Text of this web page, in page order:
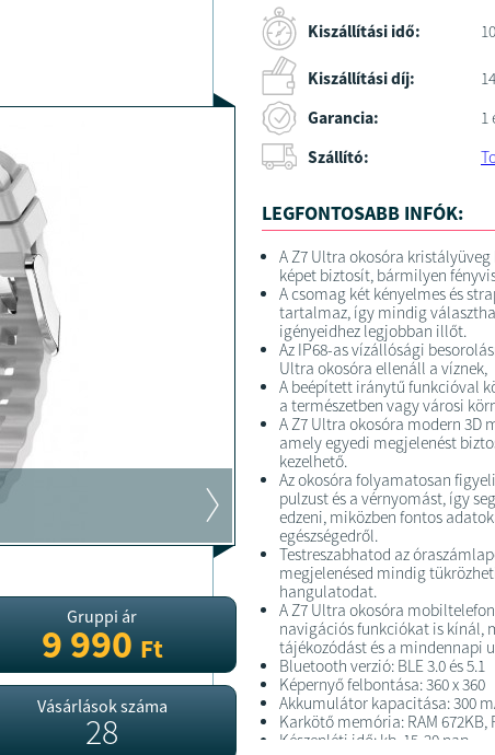
Gruppi ár
9 990Ft
Vásárlások száma
28
Kiszállítási idő:
Kiszállítási díj:
Garancia:
1
Szállító:
LEGFONTOSABB INFÓK:
A Z7 Ultra okosóra kristályüveg
képet biztosít, bármilyen
A csomag két kényelmes és
tartalmaz, így mindig
igényeidhez legjobban illőt.
Az IP68-as vízállósági
Ultra okosóra ellenáll a víznek,
A beépített iránytű funkcióval
a természetben vagy városi
A Z7 Ultra okosóra modern 3D
amely egyedi megjelenést
kezelhető.
Az okosóra folyamatosan
pulzust és a vérnyomást, így
edzeni, miközben fontos
egészségedről.
Testreszabhatod az
megjelenésed mindig
hangulatodat.
A Z7 Ultra okosóra
navigációs funkciókat is kínál,
tájékozódást és a mindennapi
Bluetooth verzió: BLE 3.0 és 5.1
Képernyő felbontása: 360 x 360
Akkumulátor kapacitása: 300
Karkötő memória: RAM 672KB,
Készenléti idő: kb. 15-20 nap